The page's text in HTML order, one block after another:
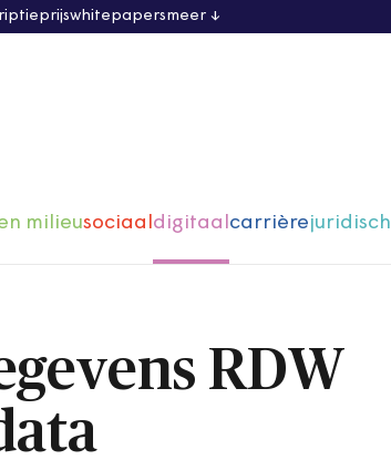
whitepapersmeer
milieusociaaldigitaalcarrièrejuridisch
RDW